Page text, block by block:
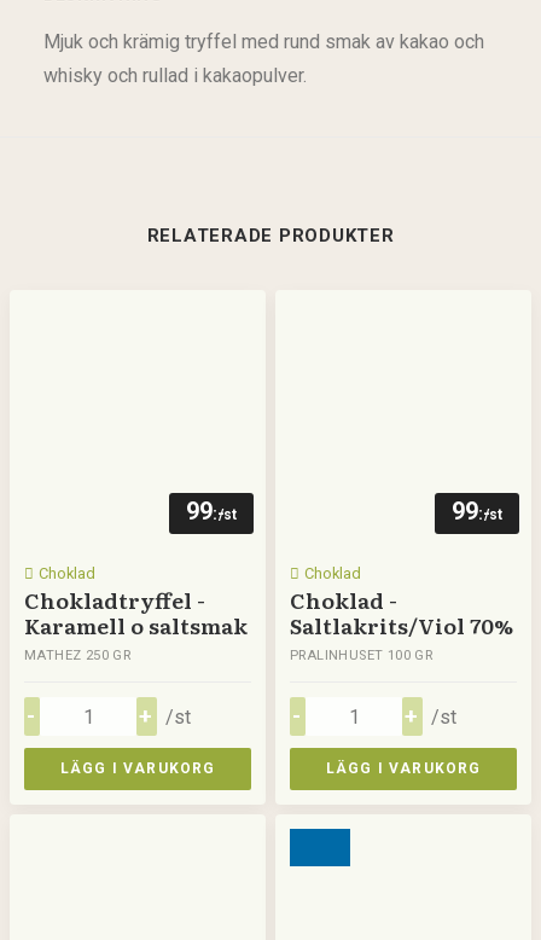
Mjuk och krämig tryffel med rund smak av kakao och
whisky och rullad i kakaopulver.
RELATERADE PRODUKTER
99:-/st
Choklad
Chokladtryffel -
Karamell o saltsmak
MATHEZ 250 GR
/st
LÄGG I VARUKORG
99:-/st
Choklad
Choklad -
Saltlakrits/Viol 70%
PRALINHUSET 100 GR
/st
LÄGG I VARUKORG